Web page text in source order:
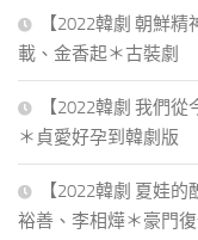
【2022韓劇 朝鮮
載、金香起＊古裝劇
【2022韓劇 我們
＊貞愛好孕到韓劇版
【2022韓劇 夏娃
裕善、李相燁＊豪門復